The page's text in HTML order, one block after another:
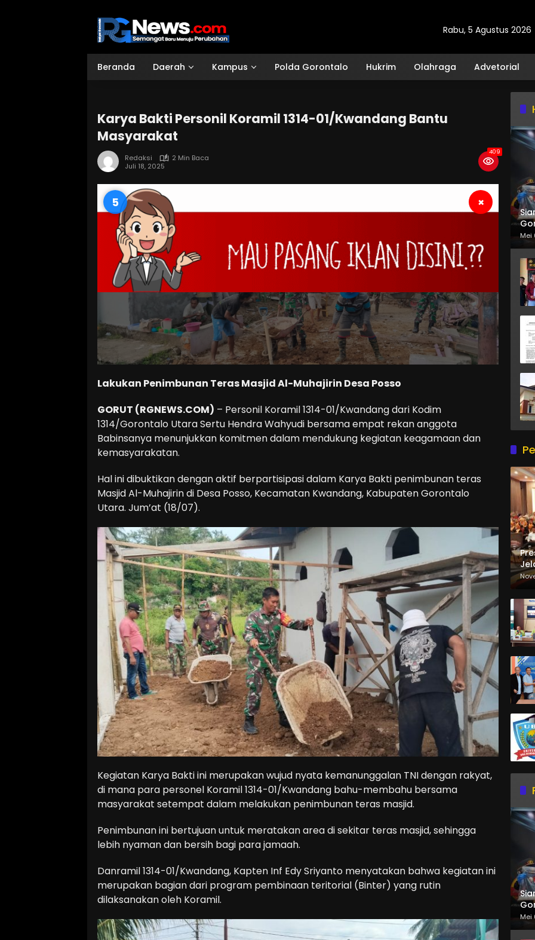
Rabu, 5 Agustus 2026
Beranda Daerah Kampus Polda Gorontalo Hukrim Olahraga Advetorial
Karya Bakti Personil Koramil 1314-01/Kwandang Bantu
Masyarakat
Redaksi
2 Min Baca
Juli 18, 2025
409
3 ×
Lakukan Penimbunan Teras Masjid Al-Muhajirin Desa Posso
GORUT (RGNEWS.COM) – Personil Koramil 1314-01/Kwandang dari Kodim
1314/Gorontalo Utara Sertu Hendra Wahyudi bersama empat rekan anggota
Babinsanya menunjukkan komitmen dalam mendukung kegiatan keagamaan dan
kemasyarakatan.
Hal ini dibuktikan dengan aktif berpartisipasi dalam Karya Bakti penimbunan teras
Masjid Al-Muhajirin di Desa Posso, Kecamatan Kwandang, Kabupaten Gorontalo
Utara. Jum’at (18/07).
Kegiatan Karya Bakti ini merupakan wujud nyata kemanunggalan TNI dengan rakyat,
di mana para personel Koramil 1314-01/Kwandang bahu-membahu bersama
masyarakat setempat dalam melakukan penimbunan teras masjid.
Penimbunan ini bertujuan untuk meratakan area di sekitar teras masjid, sehingga
lebih nyaman dan bersih bagi para jamaah.
Danramil 1314-01/Kwandang, Kapten Inf Edy Sriyanto menyatakan bahwa kegiatan ini
merupakan bagian dari program pembinaan teritorial (Binter) yang rutin
dilaksanakan oleh Koramil.
Mei
Mei